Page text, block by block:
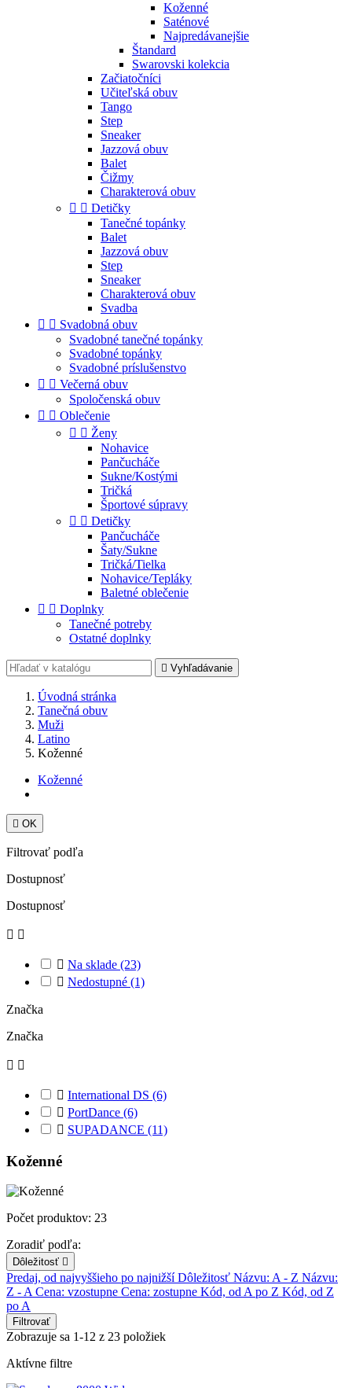
Koženné
Saténové
Najpredávanejšie
Štandard
Swarovski kolekcia
Začiatočníci
Učiteľská obuv
Tango
Step
Sneaker
Jazzová obuv
Balet
Čižmy
Charakterová obuv
  Detičky
Tanečné topánky
Balet
Jazzová obuv
Step
Sneaker
Charakterová obuv
Svadba
  Svadobná obuv
Svadobné tanečné topánky
Svadobné topánky
Svadobné príslušenstvo
  Večerná obuv
Spoločenská obuv
  Oblečenie
  Ženy
Nohavice
Pančucháče
Sukne/Kostými
Tričká
Športové súpravy
  Detičky
Pančucháče
Šaty/Sukne
Tričká/Tielka
Nohavice/Tepláky
Baletné oblečenie
  Doplnky
Tanečné potreby
Ostatné doplnky
 Vyhľadávanie
Úvodná stránka
Tanečná obuv
Muži
Latino
Koženné
Koženné
 OK
Filtrovať podľa
Dostupnosť
Dostupnosť
 
 Na sklade (23)
 Nedostupné (1)
Značka
Značka
 
 International DS (6)
 PortDance (6)
 SUPADANCE (11)
Koženné
Počet produktov: 23
Zoradiť podľa:
Dôležitosť 
Predaj, od najvyššieho po najnižšíDôležitosť Názvu: A - Z Názvu:
Z - ACena: vzostupne Cena: zostupne Kód, od A po Z Kód, od Z
po A
Filtrovať
Zobrazuje sa 1-12 z 23 položiek
Aktívne filtre